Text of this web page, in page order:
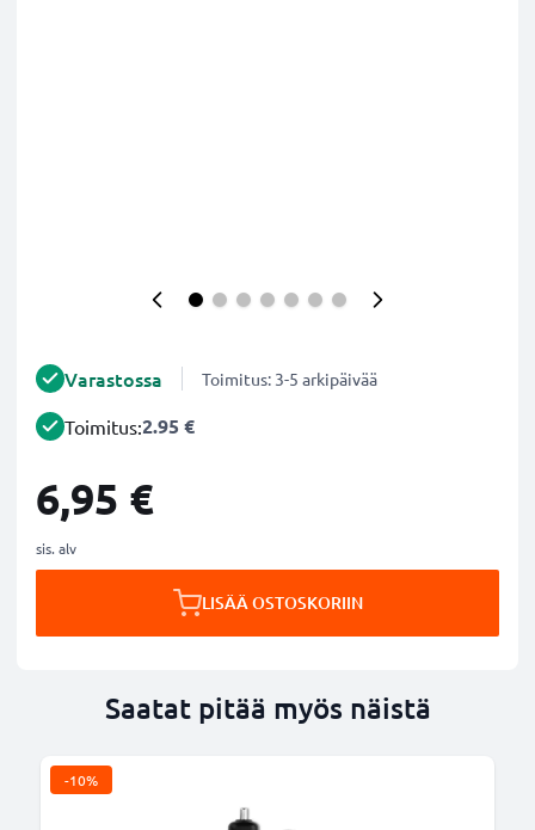
Varastossa Toimitus: 3-5 arkipäivää
Toimitus:2.95 €
6,95 €
sis. alv
LISÄÄ OSTOSKORIIN
Saatat pitää myös näistä
-10%